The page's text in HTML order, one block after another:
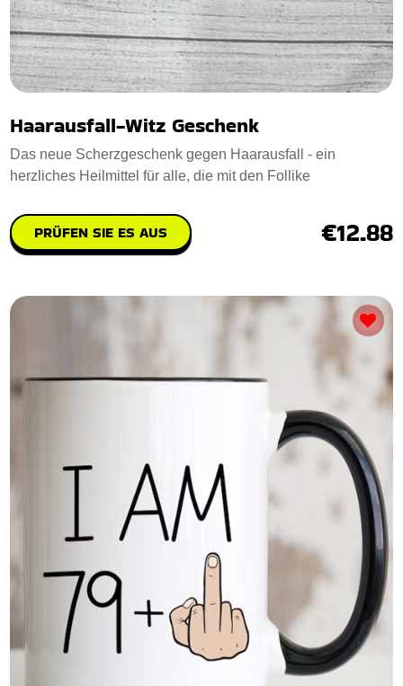
Haarausfall-Witz Geschenk
Das neue Scherzgeschenk gegen Haarausfall - ein
herzliches Heilmittel für alle, die mit den Follike
PRÜFEN SIE ES AUS €12.88